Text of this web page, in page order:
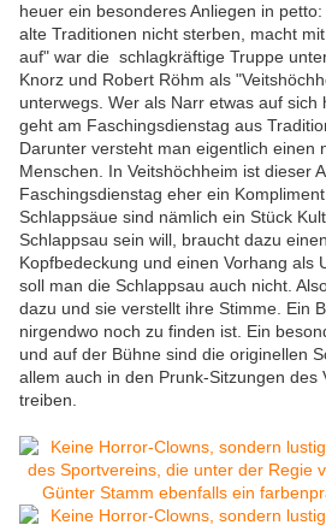
heuer ein besonderes Anliegen in
alte Traditionen nicht sterben, macht
auf" war die schlagkräftige Truppe
Knorz und Robert Röhm als
unterwegs. Wer als Narr etwas auf sich
geht am Faschingsdienstag aus
Darunter versteht man eigentlich einen
Menschen. In Veitshöchheim ist dieser
Faschingsdienstag eher ein
Schlappsäue sind nämlich ein Stück
Schlappsau sein will, braucht dazu
Kopfbedeckung und einen Vorhang als
soll man die Schlappsau auch nicht.
dazu und sie verstellt ihre Stimme. Ein
nirgendwo noch zu finden ist. Ein
und auf der Bühne sind die originellen
allem auch in den Prunk-Sitzungen des
treiben.